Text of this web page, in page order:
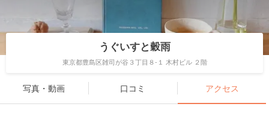
うぐいすと穀雨
東京都豊島区雑司が谷３丁目８-１ 木村ビル ２階
写真・動画 口コミ アクセス